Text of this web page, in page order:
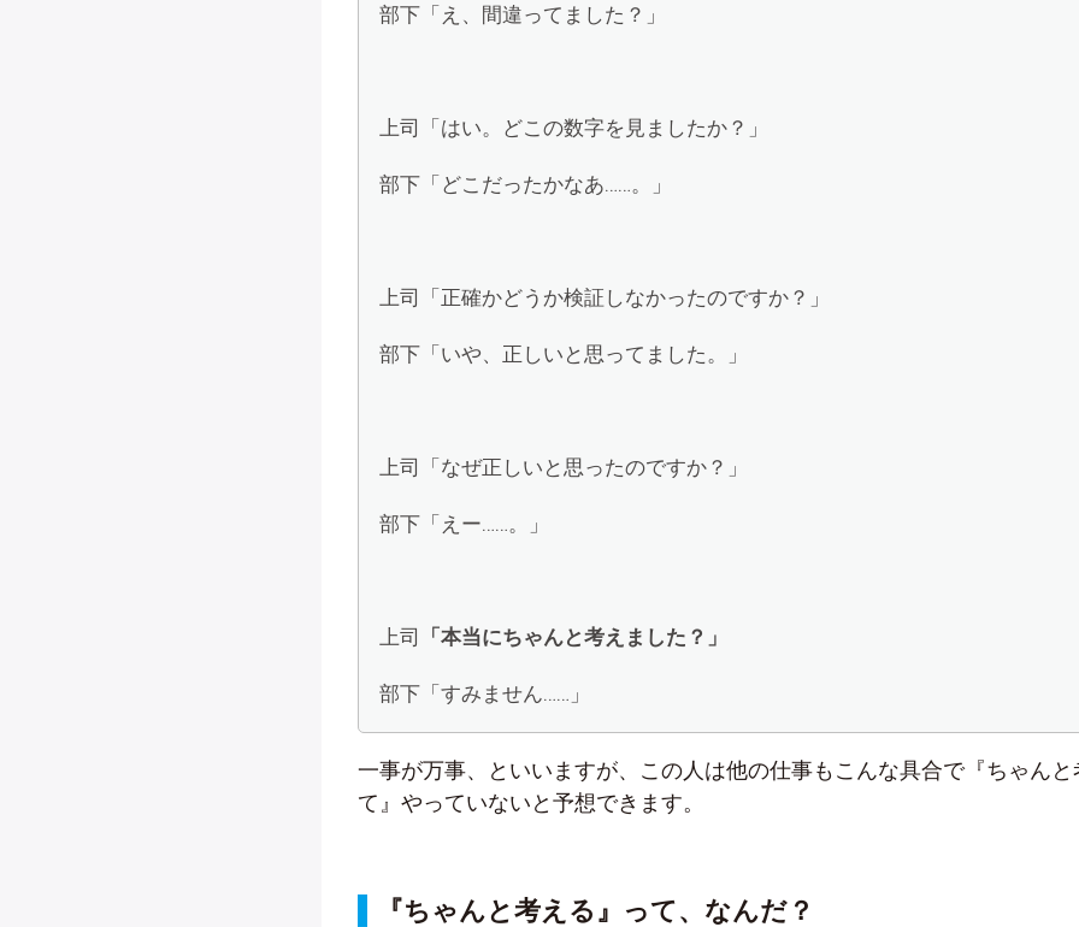
部下「え、間違ってました？」
上司「はい。どこの数字を見ましたか？」
部下「どこだったかなあ……。」
上司「正確かどうか検証しなかったのですか？」
部下「いや、正しいと思ってました。」
上司「なぜ正しいと思ったのですか？」
部下「えー……。」
上司 「本当にちゃんと考えました？」
部下「すみません……」
一事が万事、といいますが、この人は他の仕事もこんな具合で『ちゃんと
て』やっていないと予想できます。
『ちゃんと考える』って、なんだ？